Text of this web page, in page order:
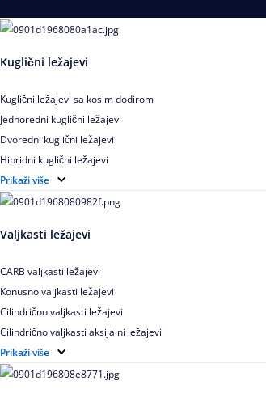
Kuglični ležajevi
Kuglični ležajevi sa kosim dodirom
Jednoredni kuglični ležajevi
Dvoredni kuglični ležajevi
Hibridni kuglični ležajevi
Elektroizolovani kuglični ležajevi
Samopodesivi kuglični ležajevi
Kuglični ležajevi od nerđajućeg čelika
Prikaži više
Valjkasti ležajevi
CARB valjkasti ležajevi
Konusno valjkasti ležajevi
Cilindrično valjkasti ležajevi
Cilindrično valjkasti aksijalni ležajevi
Igličasti ležajevi
Igličasti aksijalni ležajevi
Prikaži više